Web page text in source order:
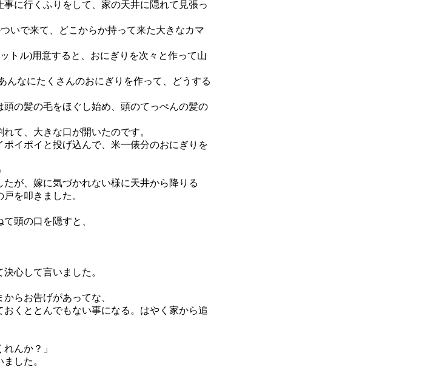
に行くふりをして、家の天井に隠れて見張っ
いで来て、どこからか持って来た大きなカマ
ル)用意すると、おにぎりを次々と作って山
なにたくさんのおにぎりを作って、どうする
の髪の毛をほぐし始め、頭のてっぺんの髪の
て、大きな口が開いたのです。
イポイと投げ込んで、米一俵分のおにぎりを
が、嫁に気づかれない様に天井から降りる
を叩きました。
頭の口を隠すと、
心して言いました。
らお告げがあってな、
おくととんでもない事になる。はやく家から追
んか？」
した。